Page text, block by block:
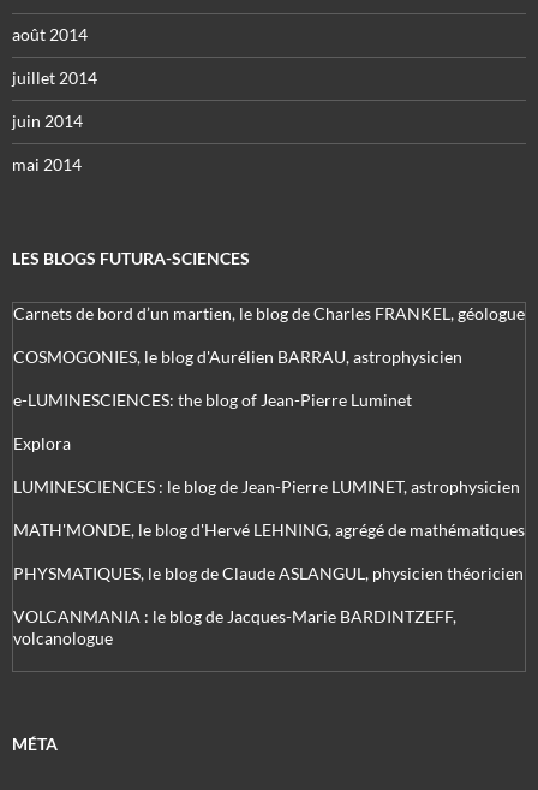
août 2014
juillet 2014
juin 2014
mai 2014
LES BLOGS FUTURA-SCIENCES
Carnets de bord d’un martien, le blog de Charles FRANKEL, géologue
COSMOGONIES, le blog d'Aurélien BARRAU, astrophysicien
e-LUMINESCIENCES: the blog of Jean-Pierre Luminet
Explora
LUMINESCIENCES : le blog de Jean-Pierre LUMINET, astrophysicien
MATH'MONDE, le blog d'Hervé LEHNING, agrégé de mathématiques
PHYSMATIQUES, le blog de Claude ASLANGUL, physicien théoricien
VOLCANMANIA : le blog de Jacques-Marie BARDINTZEFF,
volcanologue
MÉTA